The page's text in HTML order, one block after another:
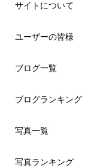
サイトについて
ユーザーの皆様
ブログ一覧
ブログランキング
写真一覧
写真ランキング